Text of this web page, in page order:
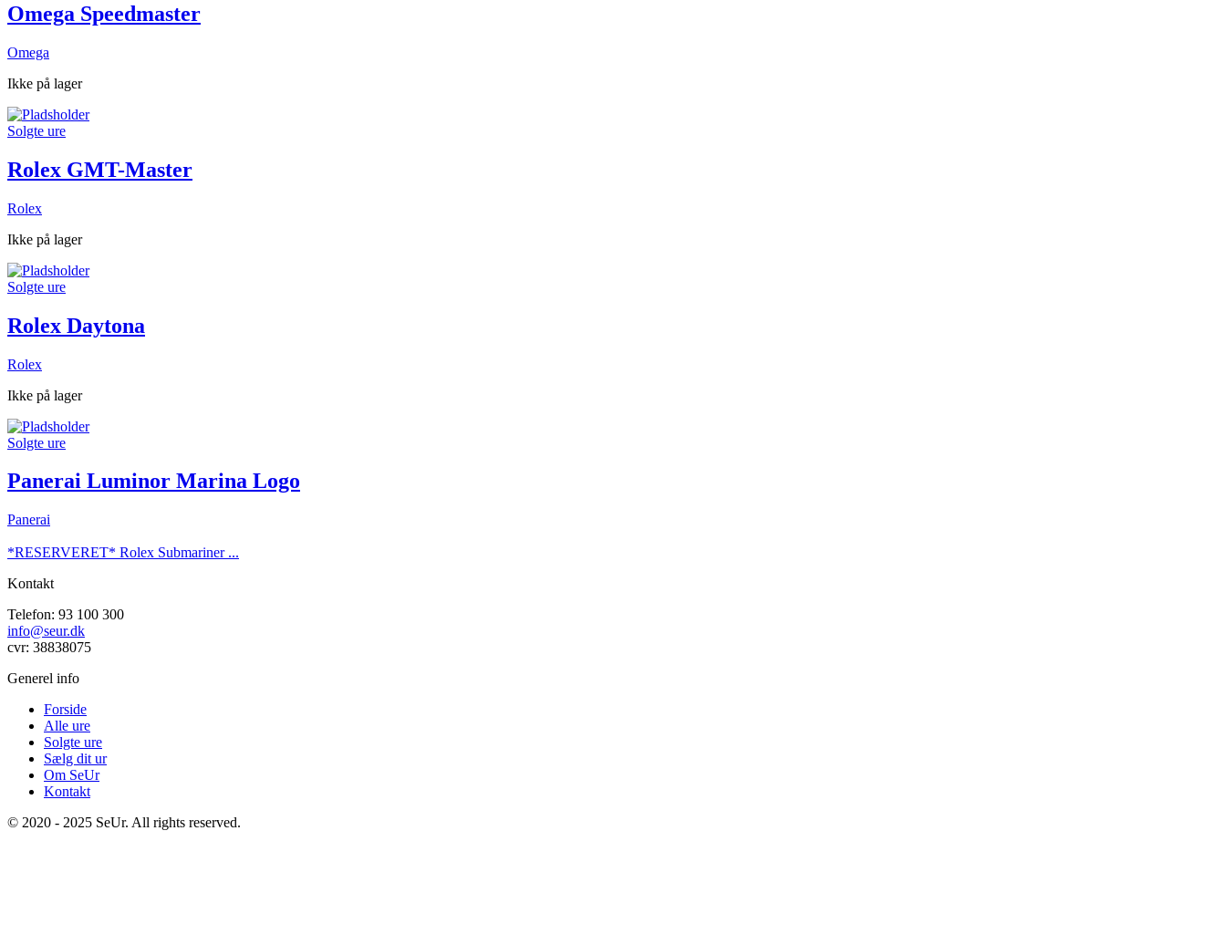
Omega Speedmaster
Omega
Ikke på lager
Solgte ure
Rolex GMT-Master
Rolex
Ikke på lager
Solgte ure
Rolex Daytona
Rolex
Ikke på lager
Solgte ure
Panerai Luminor Marina Logo
Panerai
*RESERVERET* Rolex Submariner ...
Kontakt
Telefon: 93 100 300
info@seur.dk
cvr: 38838075
Generel info
Forside
Alle ure
Solgte ure
Sælg dit ur
Om SeUr
Kontakt
© 2020 - 2025 SeUr. All rights reserved.